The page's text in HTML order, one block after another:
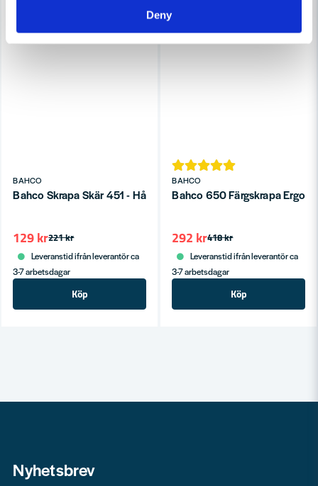
Deny
BAHCO
Bahco Skrapa Skär 451 - Hårdmetall, 65 mm för 665 och 650
221 kr
129 kr
Leveranstid ifrån leverantör ca
3-7 arbetsdagar
Köp
BAHCO
Bahco 650 Färgskrapa Ergo
418 kr
292 kr
Leveranstid ifrån leverantör ca
3-7 arbetsdagar
Köp
Nyhetsbrev